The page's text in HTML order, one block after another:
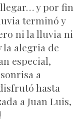
y por fin
terminó y
ni la lluvia ni
alegria de
especial,
a
hasta
a Juan Luis,